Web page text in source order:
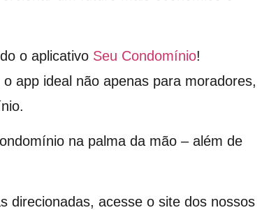
o aplicativo Seu Condomínio!
app ideal não apenas para moradores,
na palma da mão – além de
direcionadas, acesse o site dos nossos